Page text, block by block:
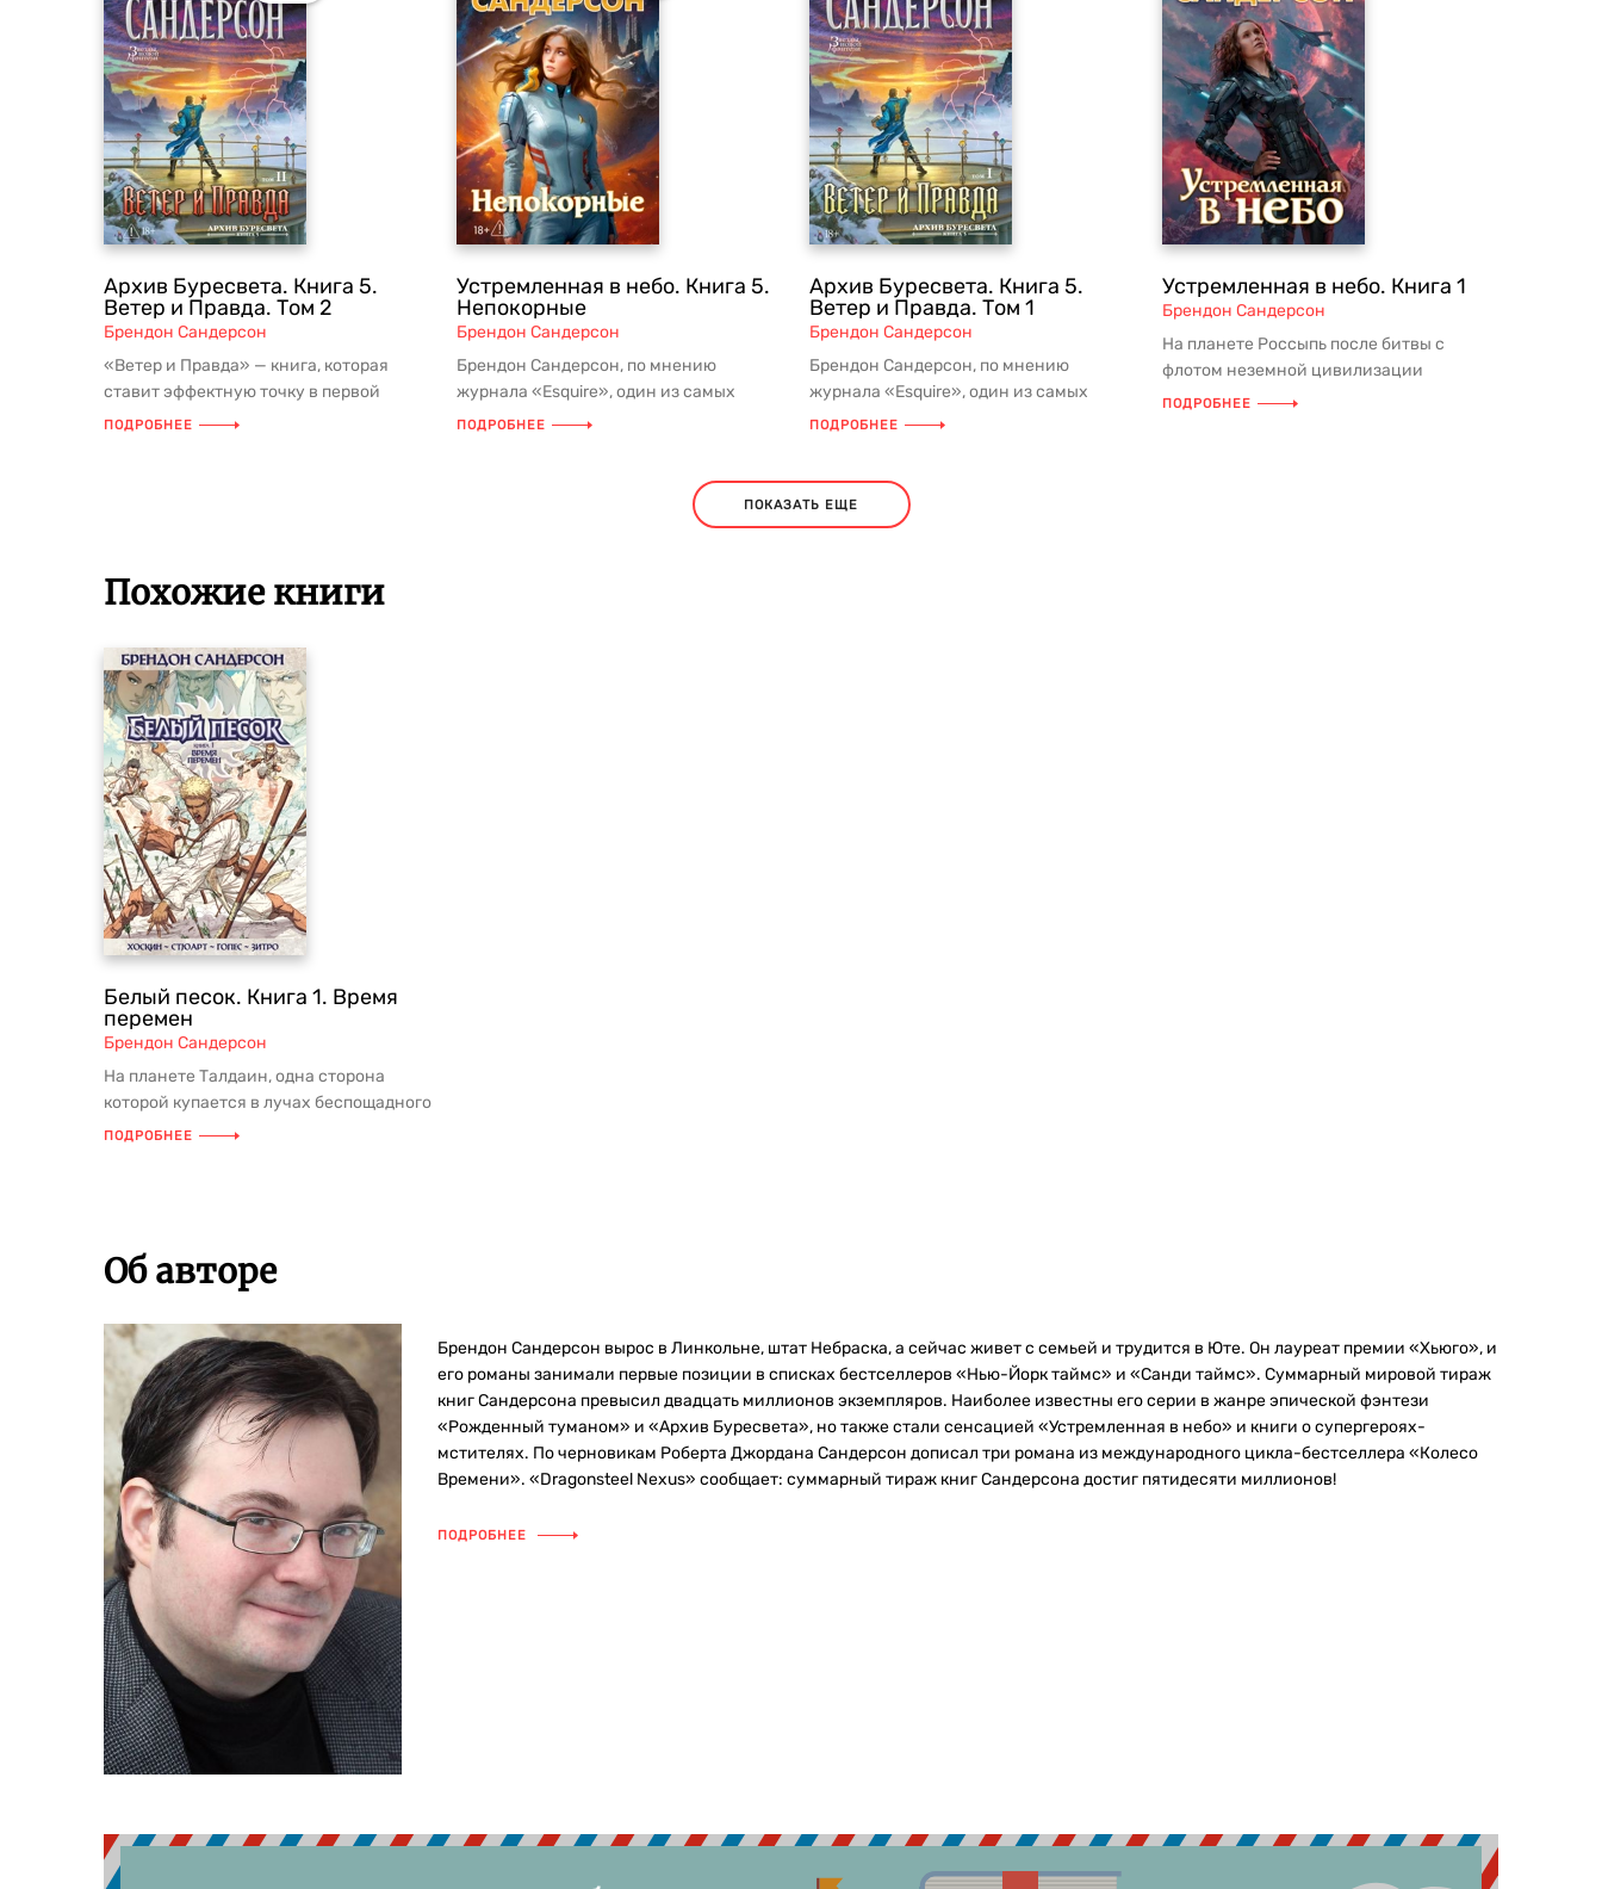
Архив Буресвета. Книга 5.
Ветер и Правда. Том 2
Брендон Сандерсон
«Ветер и Правда» — книга, которая
ставит эффектную точку в первой
сюжетной арке культового цикла «Ар...
ПОДРОБНЕЕ
Устремленная в небо. Книга 5.
Непокорные
Брендон Сандерсон
Брендон Сандерсон, по мнению
журнала «Esquire», один из самых
успешных и плодовитых писателей
ПОДРОБНЕЕ
Архив Буресвета. Книга 5.
Ветер и Правда. Том 1
Брендон Сандерсон
Брендон Сандерсон, по мнению
журнала «Esquire», один из самых
успешных и плодовитых писателей
ПОДРОБНЕЕ
Устремленная в небо. Книга 1
Брендон Сандерсон
На планете Россыпь после битвы с
флотом неземной цивилизации
совершили вынужденную посадку
ПОДРОБНЕЕ
ПОКАЗАТЬ ЕЩЕ
Похожие книги
Белый песок. Книга 1. Время
перемен
Брендон Сандерсон
На планете Талдаин, одна сторона
которой купается в лучах беспощадного
солнца, а другая навеки погру...
ПОДРОБНЕЕ
Об авторе
Брендон Сандерсон вырос в Линкольне, штат Небраска, а сейчас живет с семьей и трудится в Юте. Он лауреат премии «Хьюго», и
его романы занимали первые позиции в списках бестселлеров «Нью-Йорк таймс» и «Санди таймс». Суммарный мировой тираж
книг Сандерсона превысил двадцать миллионов экземпляров. Наиболее известны его серии в жанре эпической фэнтези
«Рожденный туманом» и «Архив Буресвета», но также стали сенсацией «Устремленная в небо» и книги о супергероях-
мстителях. По черновикам Роберта Джордана Сандерсон дописал три романа из международного цикла-бестселлера «Колесо
Времени». «Dragonsteel Nexus» сообщает: суммарный тираж книг Сандерсона достиг пятидесяти миллионов!
ПОДРОБНЕЕ